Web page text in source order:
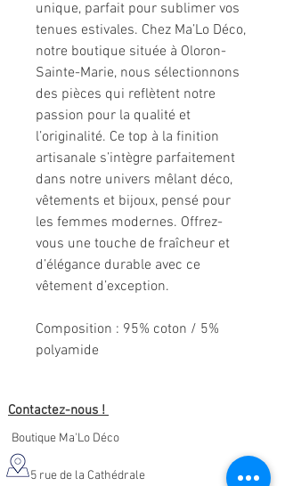
unique, parfait pour sublimer vos
tenues estivales. Chez Ma’Lo Déco,
notre boutique située à Oloron-
Sainte-Marie, nous sélectionnons
des pièces qui reflètent notre
passion pour la qualité et
l’originalité. Ce top à la finition
artisanale s’intègre parfaitement
dans notre univers mêlant déco,
vêtements et bijoux, pensé pour
les femmes modernes. Offrez-
vous une touche de fraîcheur et
d’élégance durable avec ce
vêtement d’exception.
Composition : 95% coton / 5%
polyamide
Contactez-nous !
Boutique Ma'Lo Déco
5 rue de la Cathédrale